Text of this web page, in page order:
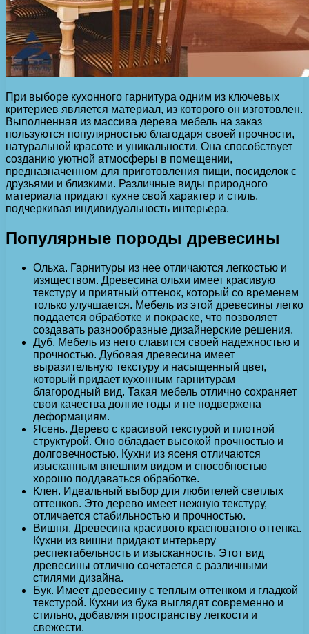
При выборе кухонного гарнитура одним из ключевых
критериев является материал, из которого он изготовлен.
Выполненная из массива дерева мебель на заказ
пользуются популярностью благодаря своей прочности,
натуральной красоте и уникальности. Она способствует
созданию уютной атмосферы в помещении,
предназначенном для приготовления пищи, посиделок с
друзьями и близкими. Различные виды природного
материала придают кухне свой характер и стиль,
подчеркивая индивидуальность интерьера.
Популярные породы древесины
Ольха. Гарнитуры из нее отличаются легкостью и
изяществом. Древесина ольхи имеет красивую
текстуру и приятный оттенок, который со временем
только улучшается. Мебель из этой древесины легко
поддается обработке и покраске, что позволяет
создавать разнообразные дизайнерские решения.
Дуб. Мебель из него славится своей надежностью и
прочностью. Дубовая древесина имеет
выразительную текстуру и насыщенный цвет,
который придает кухонным гарнитурам
благородный вид. Такая мебель отлично сохраняет
свои качества долгие годы и не подвержена
деформациям.
Ясень. Дерево с красивой текстурой и плотной
структурой. Оно обладает высокой прочностью и
долговечностью. Кухни из ясеня отличаются
изысканным внешним видом и способностью
хорошо поддаваться обработке.
Клен. Идеальный выбор для любителей светлых
оттенков. Это дерево имеет нежную текстуру,
отличается стабильностью и прочностью.
Вишня. Древесина красивого красноватого оттенка.
Кухни из вишни придают интерьеру
респектабельность и изысканность. Этот вид
древесины отлично сочетается с различными
стилями дизайна.
Бук. Имеет древесину с теплым оттенком и гладкой
текстурой. Кухни из бука выглядят современно и
стильно, добавляя пространству легкости и
свежести.